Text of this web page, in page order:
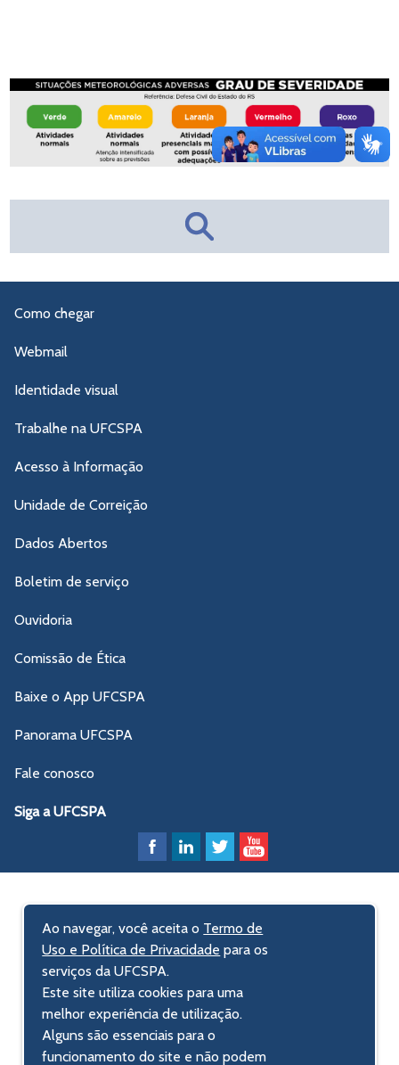
Como chegar
Webmail
Identidade visual
Trabalhe na UFCSPA
Acesso à Informação
Unidade de Correição
Dados Abertos
Boletim de serviço
Ouvidoria
Comissão de Ética
Baixe o App UFCSPA
Panorama UFCSPA
Fale conosco
Siga a UFCSPA
Ao navegar, você aceita o Termo de
Uso e Política de Privacidade para os
serviços da UFCSPA.
Este site utiliza cookies para uma
melhor experiência de utilização.
Alguns são essenciais para o
funcionamento do site e não podem